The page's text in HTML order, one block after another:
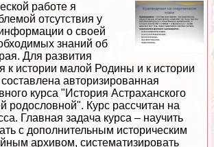
работе я
отсутствия у
о своей
знаний об
Для развития
к истории малой Родины и к истории
авторизированная
курса "История Астpaxaнского
родословной". Курс рассчитан на
Главная задача курса – научить
с дополнительным историческим
архивом, систематизировать